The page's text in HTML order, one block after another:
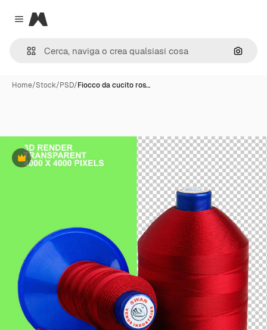
Close menu
Magnific
Cerca
Home/Stock/PSD/Fiocco da cucito ros…
Premium